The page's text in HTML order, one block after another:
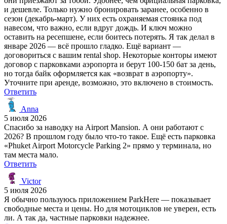
и дешевле. Только нужно бронировать заранее, особенно в
сезон (декабрь-март). У них есть охраняемая стоянка под
навесом, что важно, если вдруг дождь. И ключ можно
оставить на ресепшене, если боитесь потерять. Я так делал в
январе 2026 — всё прошло гладко. Ещё вариант —
договориться с вашим rental shop. Некоторые конторы имеют
договор с парковками аэропорта и берут 100-150 бат за день,
но тогда байк оформляется как «возврат в аэропорту».
Уточните при аренде, возможно, это включено в стоимость.
Ответить
Anna
5 июля 2026
Спасибо за наводку на Airport Mansion. А они работают с
2026? В прошлом году было что-то такое. Ещё есть парковка
«Phuket Airport Motorcycle Parking 2» прямо у терминала, но
там места мало.
Ответить
Victor
5 июля 2026
Я обычно пользуюсь приложением ParkHere — показывает
свободные места и цены. Но для мотоциклов не уверен, есть
ли. А так да, частные парковки надежнее.